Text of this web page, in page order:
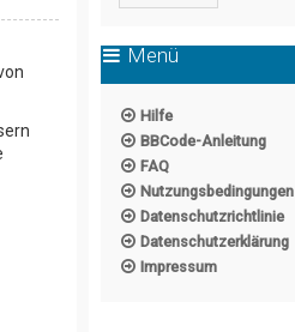
Menü
Hilfe
BBCode-Anleitung
FAQ
Nutzungsbedingungen
Datenschutzrichtlinie
Datenschutzerklärung
Impressum